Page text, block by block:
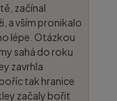
začínal
a vším pronikalo
lépe. Otázkou
sahá do roku
zavrhla
tak hranice
začaly bořit